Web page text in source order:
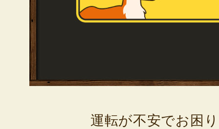
運転が不安でお困